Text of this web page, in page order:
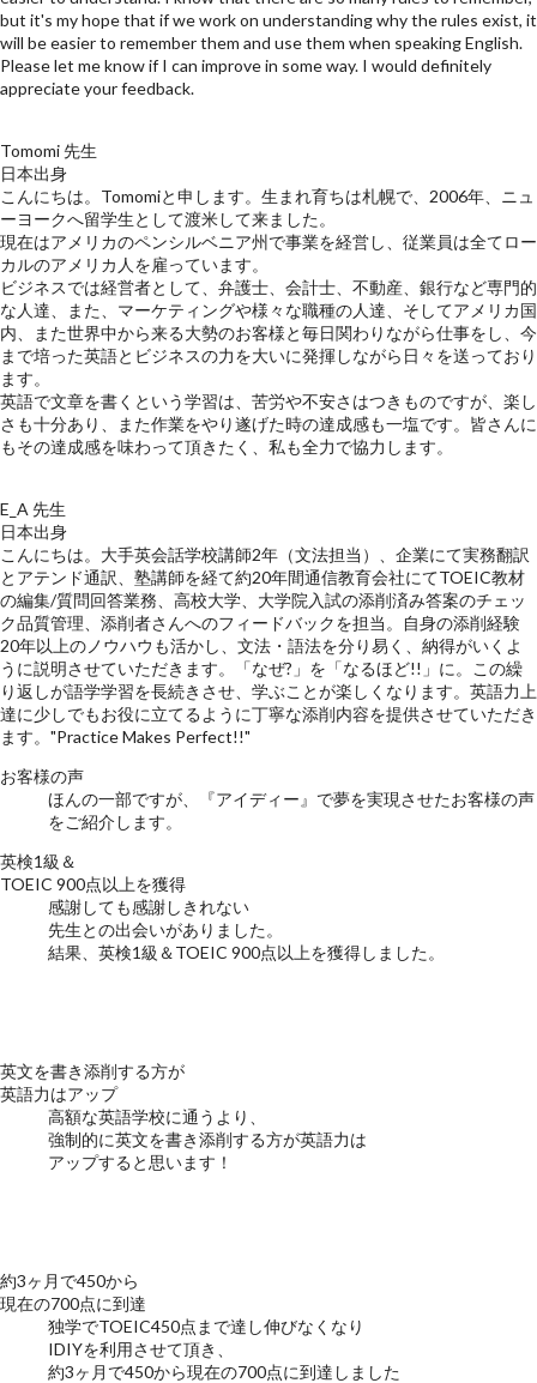
but it's my hope that if we work on understanding why the rules exist, it
will be easier to remember them and use them when speaking English.
Please let me know if I can improve in some way. I would definitely
appreciate your feedback.
Tomomi 先生
日本出身
こんにちは。Tomomiと申します。生まれ育ちは札幌で、2006年、ニュ
ーヨークへ留学生として渡米して来ました。
現在はアメリカのペンシルベニア州で事業を経営し、従業員は全てロー
カルのアメリカ人を雇っています。
ビジネスでは経営者として、弁護士、会計士、不動産、銀行など専門的
な人達、また、マーケティングや様々な職種の人達、そしてアメリカ国
内、また世界中から来る大勢のお客様と毎日関わりながら仕事をし、今
まで培った英語とビジネスの力を大いに発揮しながら日々を送っており
ます。
英語で文章を書くという学習は、苦労や不安さはつきものですが、楽し
さも十分あり、また作業をやり遂げた時の達成感も一塩です。皆さんに
もその達成感を味わって頂きたく、私も全力で協力します。
E_A 先生
日本出身
こんにちは。大手英会話学校講師2年（文法担当）、企業にて実務翻訳
とアテンド通訳、塾講師を経て約20年間通信教育会社にてTOEIC教材
の編集/質問回答業務、高校大学、大学院入試の添削済み答案のチェッ
ク品質管理、添削者さんへのフィードバックを担当。自身の添削経験
20年以上のノウハウも活かし、文法・語法を分り易く、納得がいくよ
うに説明させていただきます。「なぜ?」を「なるほど!!」に。この繰
り返しが語学学習を長続きさせ、学ぶことが楽しくなります。英語力上
達に少しでもお役に立てるように丁寧な添削内容を提供させていただき
ます。"Practice Makes Perfect!!"
お客様の声
ほんの一部ですが、『アイディー』で夢を実現させたお客様の声
をご紹介します。
英検1級＆
TOEIC 900点以上を獲得
感謝しても感謝しきれない
先生との出会いがありました。
結果、英検1級＆TOEIC 900点以上を獲得しました。
英文を書き添削する方が
英語力はアップ
高額な英語学校に通うより、
強制的に英文を書き添削する方が英語力は
アップすると思います！
約3ヶ月で450から
現在の700点に到達
独学でTOEIC450点まで達し伸びなくなり
IDIYを利用させて頂き、
約3ヶ月で450から現在の700点に到達しました